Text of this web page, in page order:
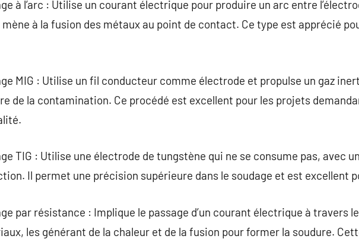
à l’arc : Utilise un courant électrique pour produire un arc entre
mène à la fusion des métaux au point de contact. Ce type est apprécié
MIG : Utilise un fil conducteur comme électrode et propulse un gaz
de la contamination. Ce procédé est excellent pour les projets
TIG : Utilise une électrode de tungstène qui ne se consume pas, avec
Il permet une précision supérieure dans le soudage et est excellent
par résistance : Implique le passage d’un courant électrique à travers
les générant de la chaleur et de la fusion pour former la soudure.